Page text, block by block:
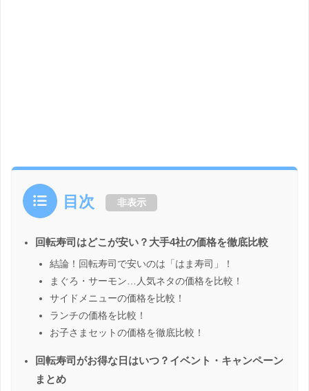
目次 非表示
回転寿司はどこが安い？大手4社の価格を徹底比較
結論！回転寿司で安いのは「はま寿司」！
まぐろ・サーモン…人気ネタの価格を比較！
サイドメニューの価格を比較！
ランチの価格を比較！
お子さまセットの価格を徹底比較！
回転寿司がお得な日はいつ？イベント・キャンペーン
まとめ